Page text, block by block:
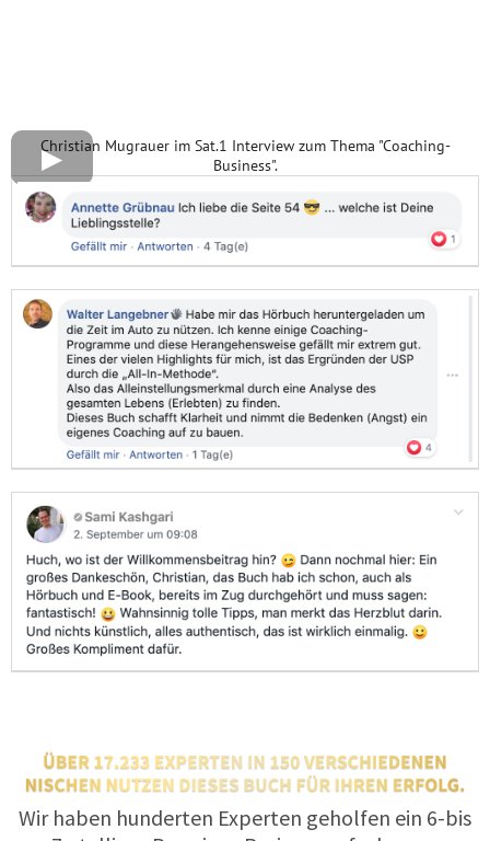
Christian Mugrauer im Sat.1 Interview zum Thema "Coaching-
Business".
Wir haben hunderten Experten geholfen ein 6-bis